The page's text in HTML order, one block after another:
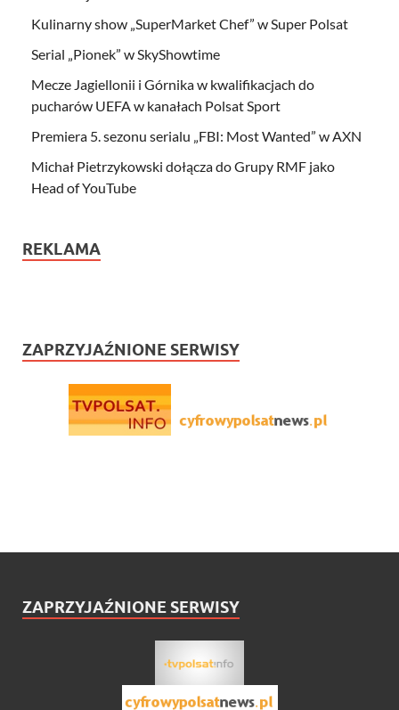
Kulinarny show „SuperMarket Chef” w Super Polsat
Serial „Pionek” w SkyShowtime
Mecze Jagiellonii i Górnika w kwalifikacjach do
pucharów UEFA w kanałach Polsat Sport
Premiera 5. sezonu serialu „FBI: Most Wanted” w AXN
Michał Pietrzykowski dołącza do Grupy RMF jako
Head of YouTube
REKLAMA
ZAPRZYJAŹNIONE SERWISY
ZAPRZYJAŹNIONE SERWISY